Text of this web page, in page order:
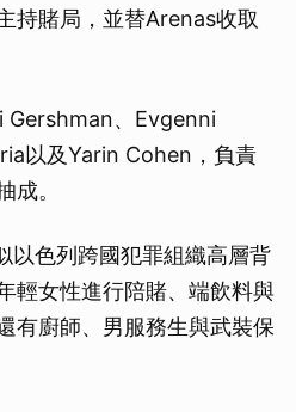
持賭局，並替Arenas收取
Gershman、Evgenni
以及Yarin Cohen，負責
成。
以色列跨國犯罪組織高層背
輕女性進行陪賭、端飲料與
有廚師、男服務生與武裝保